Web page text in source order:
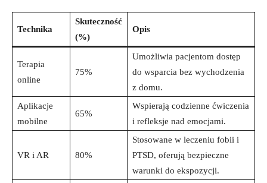
Technika
Skuteczność
(%)
Opis
Terapia⁢
online
75%
Umożliwia pacjentom dostęp
do⁢ wsparcia bez wychodzenia
z domu.
Aplikacje‌
mobilne
65%
Wspierają codzienne ćwiczenia
i ​refleksje nad emocjami.
VR‍ i ⁢AR 80%
Stosowane w leczeniu ⁢fobii i
PTSD, oferują ‍bezpieczne
warunki do ekspozycji.